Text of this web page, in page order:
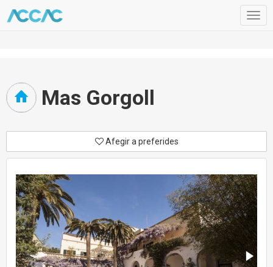
Mas Gorgoll
Afegir a preferides